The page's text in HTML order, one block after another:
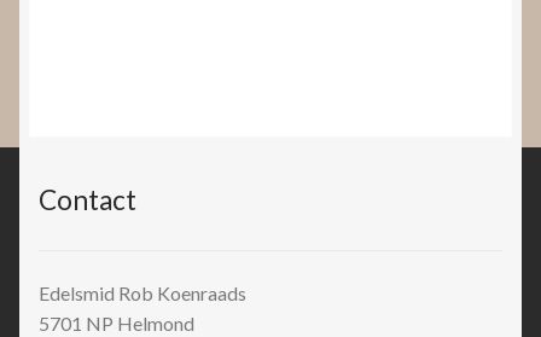
Contact
Edelsmid Rob Koenraads
5701 NP Helmond